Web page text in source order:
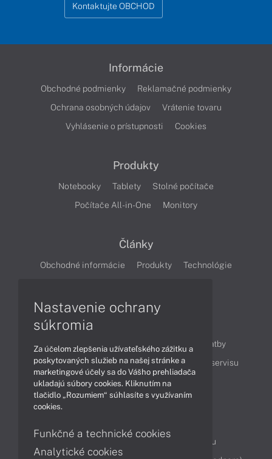
Kontaktujte OBCHOD
Informácie
Obchodné podmienky
Reklamačné podmienky
Ochrana osobných údajov
Vrátenie tovaru
Vyhlásenie o prístupnosti
Cookies
Produkty
Notebooky Tablety
Stolné počítače
Počítače All-in-One
Monitory
Články
Obchodné informácie Produkty
Technológie
Ako nakupovať
Možnosti doručenia a platby
Podpora a servis
Servisné služby Cenník servisu
Kontakty
Reklamácia tovaru
Nastavenie ochrany
súkromia
Za účelom zlepšenia užívateľského zážitku a
poskytovaných služieb na našej stránke a
marketingové účely sa do Vášho prehliadača
ukladajú súbory cookies. Kliknutím na
tlačidlo „Rozumiem“ súhlasíte s využívaním
cookies.
Funkčné a technické cookies
Analytické cookies